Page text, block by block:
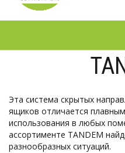
Эта система скрытых
ящиков отличается
использования в любых
ассортименте TANDEM
разнообразных ситуаций.